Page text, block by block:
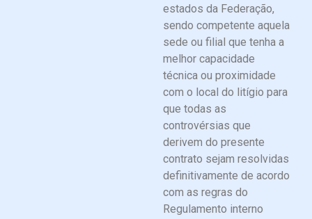
estados da Federação,
sendo competente aquela
sede ou filial que tenha a
melhor capacidade
técnica ou proximidade
com o local do litígio para
que todas as
controvérsias que
derivem do presente
contrato sejam resolvidas
definitivamente de acordo
com as regras do
Regulamento interno